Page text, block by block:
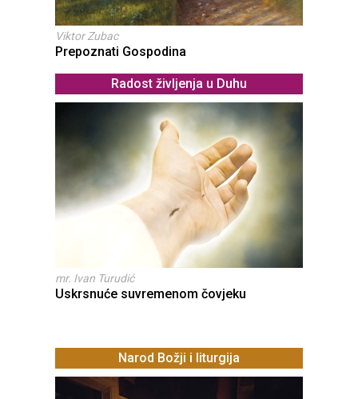
Viktor Zubac
Prepoznati Gospodina
Radost življenja u Duhu
mr. Ivan Turudić
Uskrsnuće suvremenom čovjeku
Narod Božji i liturgija